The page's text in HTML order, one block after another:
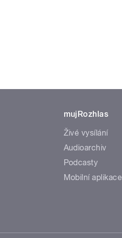
mujRozhlas
Živé vysílání
Audioarchiv
Podcasty
Mobilní aplikace